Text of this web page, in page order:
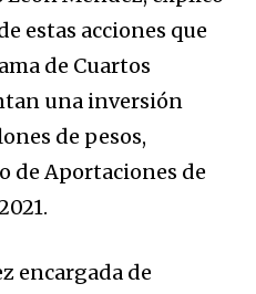
estas acciones que
de Cuartos
una inversión
de pesos,
de Aportaciones de
encargada de